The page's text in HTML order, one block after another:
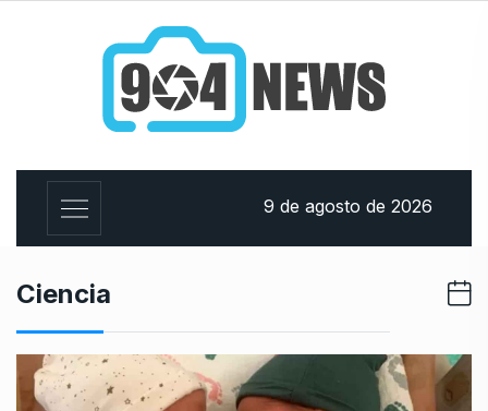
9 de agosto de 2026
Ciencia